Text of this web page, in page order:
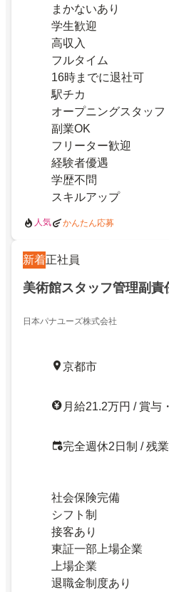
まかないあり
学生歓迎
高収入
フルタイム
16時までに退社可
駅チカ
オープニングスタッフ
副業OK
フリーター歓迎
経験者優遇
学歴不問
スキルアップ
人気 かんたん応募
新着正社員
美術館スタッフ管理副責
日本パナユーズ株式会社
京都市
月給21.2万円 / 賞与
完全週休2日制 / 残
社会保険完備
シフト制
接客あり
東証一部上場企業
上場企業
退職金制度あり